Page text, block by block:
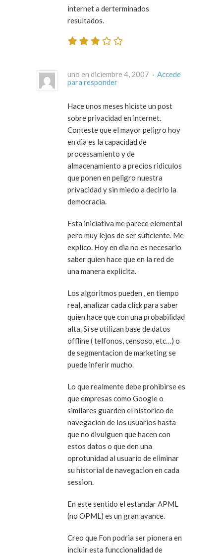
internet a derterminados
resultados.
uno en diciembre 4, 2007 · Accede
para responder
Hace unos meses hiciste un post
sobre privacidad en internet.
Conteste que el mayor peligro hoy
en dia es la capacidad de
processamiento y de
almacenamiento a precios ridiculos
que ponen en peligro nuestra
privacidad y sin miedo a decirlo la
democracia.
Esta iniciativa me parece elemental
pero muy lejos de ser suficiente. Me
explico. Hoy en dia no es necesario
saber quien hace que en la red de
una manera explicita.
Los algoritmos pueden , en tiempo
real, analizar cada click para saber
quien hace que con una probabilidad
alta. Si se utilizan base de datos
offline ( telfonos, censoso, etc…) o
de segmentacion de marketing se
puede inferir mucho.
Lo que realmente debe prohibirse es
que empresas como Google o
similares guarden el historico de
navegacion de los usuarios hasta
que no divulguen que hacen con
estos datos o que den una
oprotunidad al usuario de eliminar
su historial de navegacion en cada
session.
En este sentido el estandar APML
(no OPML) es un gran avance.
Creo que Fon podria ser pionera en
incluir esta funccionalidad de